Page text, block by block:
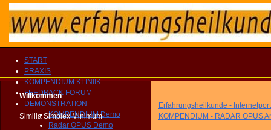
START
PRAXIS
KOMPENDIUM KLINIIK
FEEDBACK FORUM
DEMONSTRATION
KOMPENDIUM Demo
Radar OPUS Demo
Willkommen
Similia Simplex Minimum
Erfahrungsheilkunde -
KOMPENDIUM - RADAR OPUS